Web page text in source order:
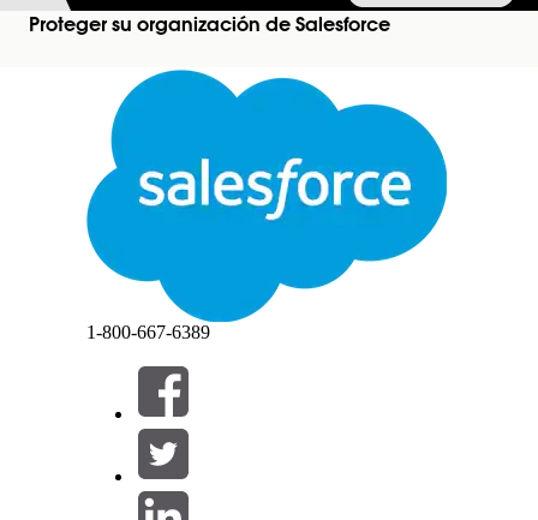
Este texto se ha traducido utilizando un sistema de traducción automática de Salesforce.
Proteger su organización de Salesforce
Configuración recomendada
Utilice mejoras de seguridad en la versión de
API Lightning Locker, seleccione la versión de
Descripción general de control
La activación de la versión más reciente de la
componentes Lightning de su organización se
proporcionados por Salesforce. Al seleccionar la
componentes a adherirse a las protecciones a
mitigaciones de secuencias de comandos de
beneficien de estrategias modernas de defensa
Riesgo de seguridad si no está configurado
1-800-667-6389
Salesforce Help | Article